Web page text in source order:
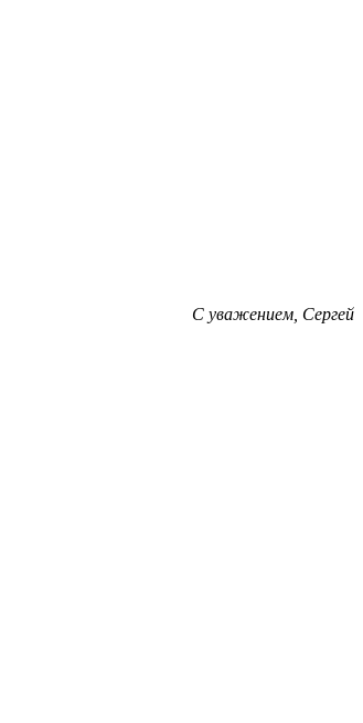
С уважением, Сергей